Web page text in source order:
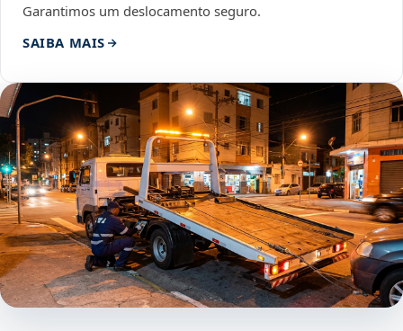
Garantimos um deslocamento seguro.
SAIBA MAIS